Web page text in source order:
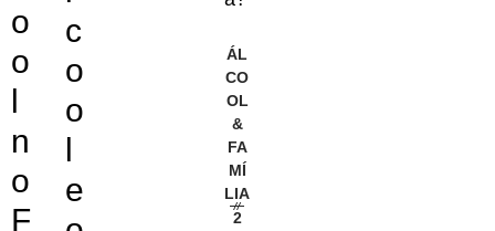
o
o
l
n
o
F
c
o
o
l
e
ÁL
CO
OL
&
FA
MÍ
LIA
2